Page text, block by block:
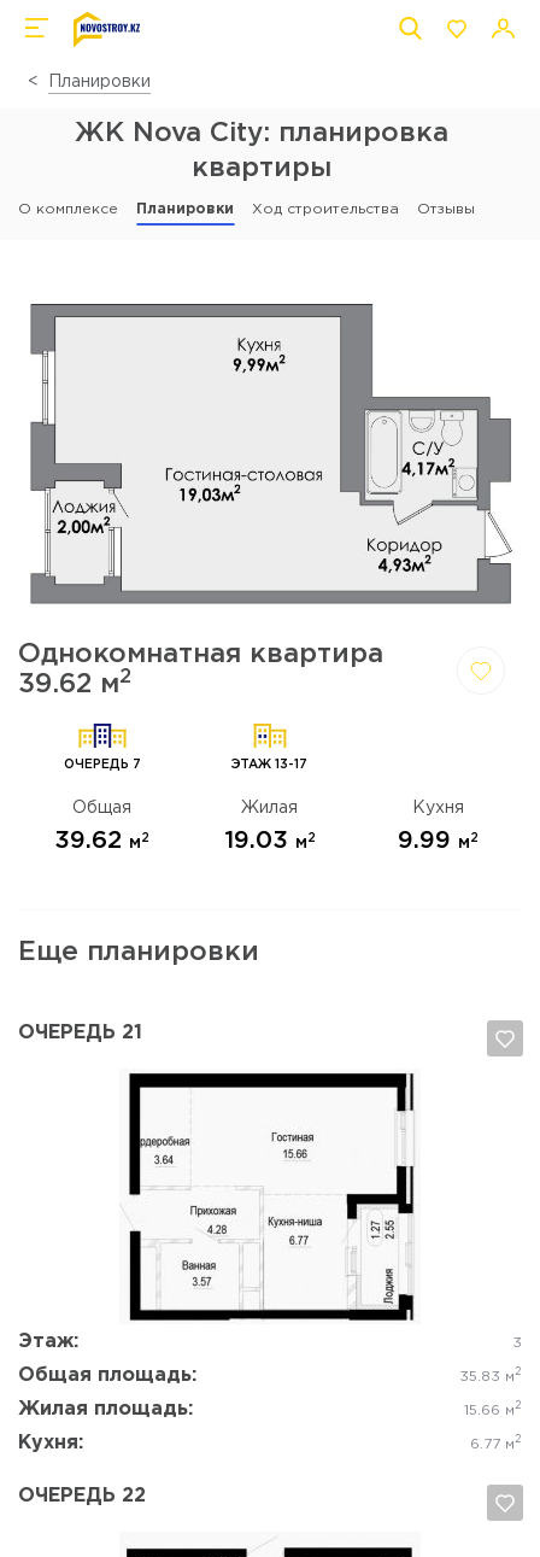
Планировки
ЖК Nova City: планировка
квартиры
О комплексе Планировки Ход строительства Отзывы
Однокомнатная квартира
39.62 м2
ОЧЕРЕДЬ 7 ЭТАЖ 13-17
Общая
39.62 м 2
Жилая
19.03 м 2
Кухня
9.99 м 2
Еще планировки
ОЧЕРЕДЬ 21
Этаж: 3
Общая площадь: 35.83 м 2
Жилая площадь: 15.66 м 2
Кухня: 6.77 м 2
Отмена
ОЧЕРЕДЬ 22